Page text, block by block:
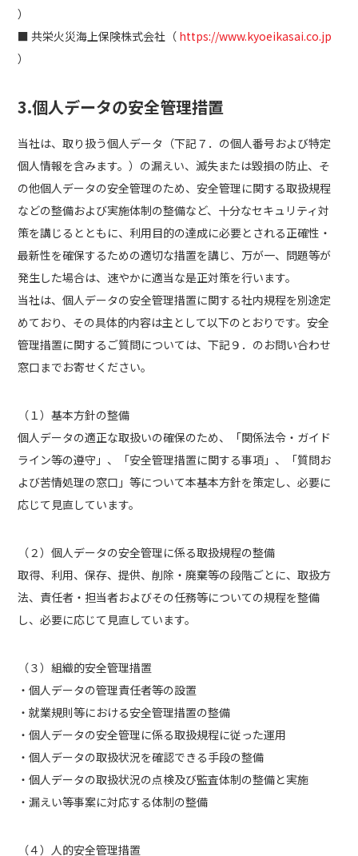
）
■ 共栄火災海上保険株式会社（ https://www.kyoeikasai.co.jp
）
3.個人データの安全管理措置
当社は、取り扱う個人データ（下記７．の個人番号および特定
個人情報を含みます。）の漏えい、滅失または毀損の防止、そ
の他個人データの安全管理のため、安全管理に関する取扱規程
などの整備および実施体制の整備など、十分なセキュリティ対
策を講じるとともに、利用目的の達成に必要とされる正確性・
最新性を確保するための適切な措置を講じ、万が一、問題等が
発生した場合は、速やかに適当な是正対策を行います。
当社は、個人データの安全管理措置に関する社内規程を別途定
めており、その具体的内容は主として以下のとおりです。安全
管理措置に関するご質問については、下記９．のお問い合わせ
窓口までお寄せください。
（１）基本方針の整備
個人データの適正な取扱いの確保のため、「関係法令・ガイド
ライン等の遵守」、「安全管理措置に関する事項」、「質問お
よび苦情処理の窓口」等について本基本方針を策定し、必要に
応じて見直しています。
（２）個人データの安全管理に係る取扱規程の整備
取得、利用、保存、提供、削除・廃棄等の段階ごとに、取扱方
法、責任者・担当者およびその任務等についての規程を整備
し、必要に応じて見直しています。
（３）組織的安全管理措置
・個人データの管理責任者等の設置
・就業規則等における安全管理措置の整備
・個人データの安全管理に係る取扱規程に従った運用
・個人データの取扱状況を確認できる手段の整備
・個人データの取扱状況の点検及び監査体制の整備と実施
・漏えい等事案に対応する体制の整備
（４）人的安全管理措置